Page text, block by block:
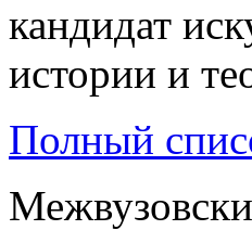
кандидат
истории и
Полный